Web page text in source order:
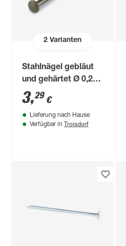
2Varianten
Stahlnägel gebläut
und gehärtet Ø 0,25
x 5 cm
3,29 €
Lieferung nach Hause
Verfügbar in Troisdorf